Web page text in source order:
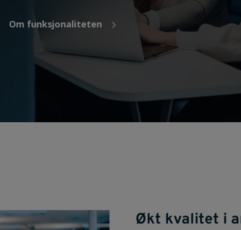
5
Om funksjonaliteten
Økt kvalitet i